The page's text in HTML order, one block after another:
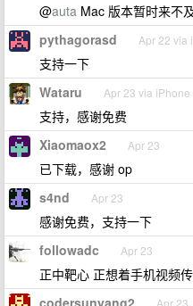
@auta Mac 版本暂时来不
pythagorasd Apr 22 via
支持一下
Wataru Apr 23 via iPhone
支持，感谢免费
Xiaomaox2 Apr 23
已下载，感谢 op
s4nd Apr 23
感谢免费，支持一下
followadc Apr 23
正中靶心 正想着手机视频
codersunyang2 Apr 23